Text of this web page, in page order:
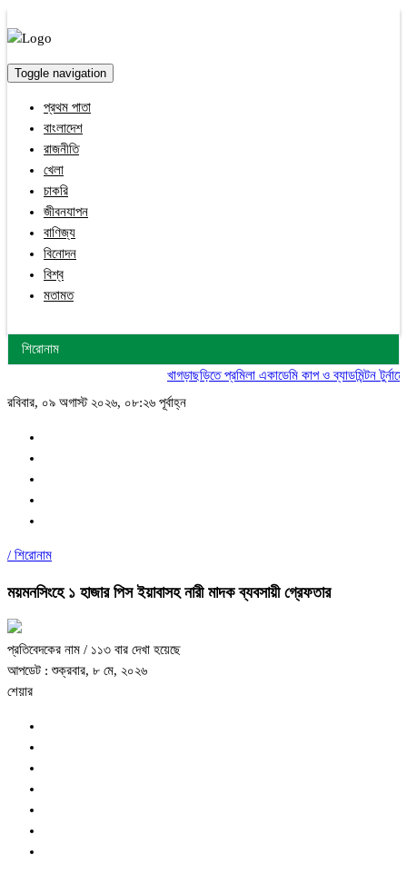
Toggle navigation
প্রথম পাতা
বাংলাদেশ
রাজনীতি
খেলা
চাকরি
জীবনযাপন
বাণিজ্য
বিনোদন
বিশ্ব
মতামত
শিরোনাম
খাগড়াছড়িতে প্রমিলা একাডেমি কাপ ও ব্যাডমিন্টন
রবিবার, ০৯ অগাস্ট ২০২৬, ০৮:২৬ পূর্বাহ্ন
/ শিরোনাম
ময়মনসিংহে ১ হাজার পিস ইয়াবাসহ নারী মাদক ব্যবসায়ী গ্রেফতার
প্রতিবেদকের নাম / ১১৩ বার দেখা হয়েছে
আপডেট : শুক্রবার, ৮ মে, ২০২৬
শেয়ার